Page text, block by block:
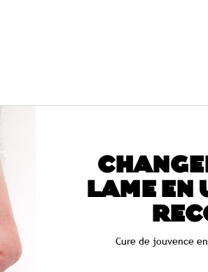
LAME EN
Cure de jouvence